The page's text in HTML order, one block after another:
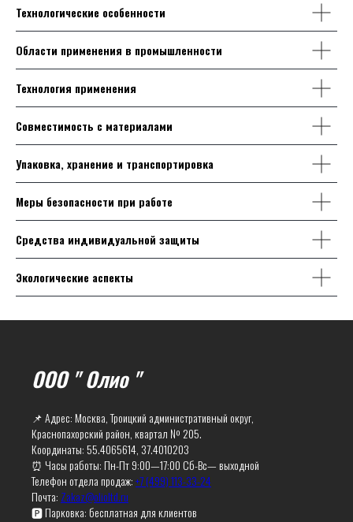
Технологические особенности
Области применения в промышленности
Технология применения
Совместимость с материалами
Упаковка, хранение и транспортировка
Меры безопасности при работе
Средства индивидуальной защиты
Экологические аспекты
ООО " Олио "
📌 Адрес: Москва, Троицкий административный округ,
Краснопахорский район, квартал № 205.
Координаты: 55.4065614, 37.4010203
⏰ Часы работы: Пн-Пт 9:00—17:00 Сб-Вс— выходной
Телефон отдела продаж:+7 (499) 113-33-24
Почта: Zakaz@olioltd.ru
🅿️ Парковка: бесплатная для клиентов